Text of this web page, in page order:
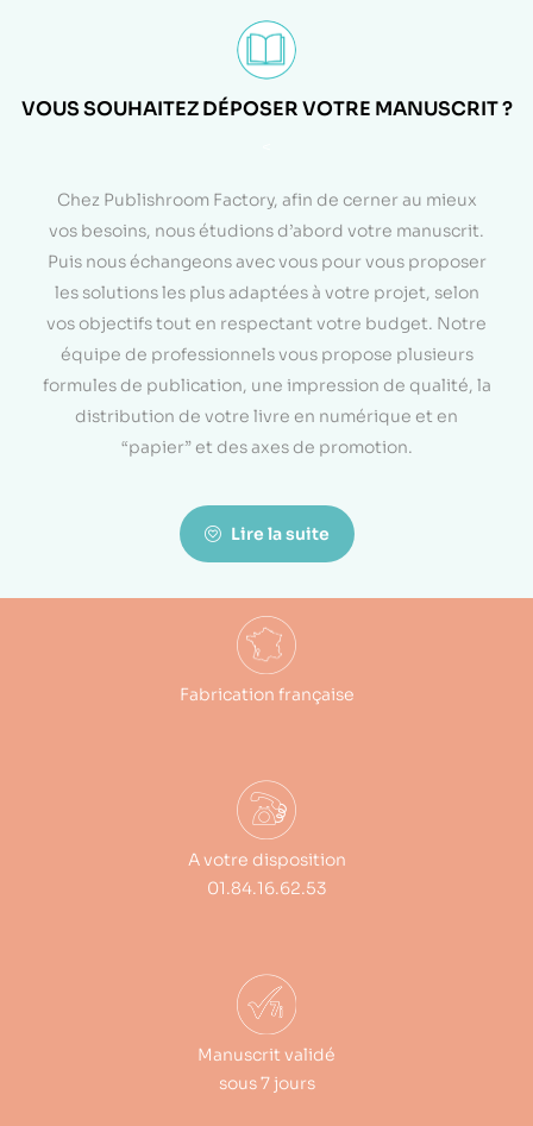
VOUS SOUHAITEZ DÉPOSER VOTRE MANUSCRIT ?
Chez Publishroom Factory, afin de cerner au mieux
vos besoins, nous étudions d’abord votre manuscrit.
Puis nous échangeons avec vous pour vous proposer
les solutions les plus adaptées à votre projet, selon
vos objectifs tout en respectant votre budget. Notre
équipe de professionnels vous propose plusieurs
formules de publication, une impression de qualité, la
distribution de votre livre en numérique et en
“papier” et des axes de promotion.
Lire la suite
Fabrication française
A votre disposition
01.84.16.62.53
Manuscrit validé
sous 7 jours